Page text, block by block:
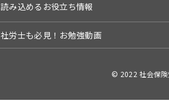
読み込めるお役立ち情報
社労士も必見！お勉強動画
© 2022 社会保